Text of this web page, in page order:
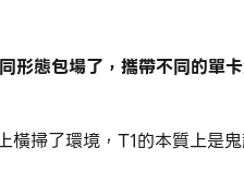
形態包場了，攜帶不同的單
橫掃了環境，T1的本質上是